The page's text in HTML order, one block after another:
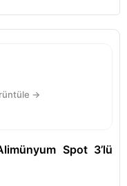
→
Spot 3’lü